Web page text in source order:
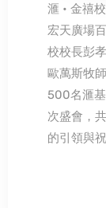
滙 • 金禧
宏天廣場
校校長彭
歐萬斯牧
500名滙
次盛會，
的引領與